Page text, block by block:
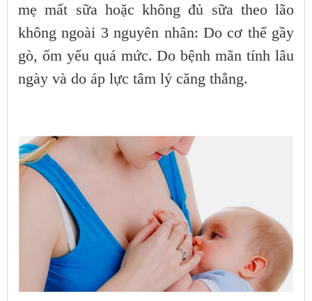
mẹ mất sữa hoặc không đủ sữa theo lão
không ngoài 3 nguyên nhân: Do cơ thể gầy
gò, ốm yếu quá mức. Do bệnh mãn tính lâu
ngày và do áp lực tâm lý căng thẳng.